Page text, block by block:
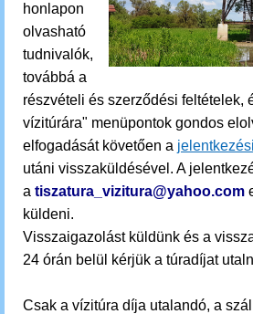
honlapon
olvasható
tudnivalók,
továbbá a
részvételi és szerződési feltételek,
vízitúrára" menüpontok gondos
elfogadását követően a
utáni visszaküldésével. A
a tiszatura_vizitura@yahoo.com
küldeni.
Visszaigazolást küldünk és a
24 órán belül kérjük a túradíjat
Csak a vízitúra díja utalandó, a